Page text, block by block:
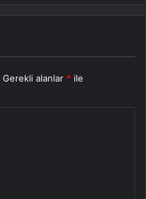
Gerekli alanlar * ile